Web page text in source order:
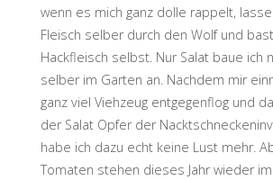
wenn es mich ganz dolle rappelt,
Fleisch selber durch den Wolf und
Hackfleisch selbst. Nur Salat baue ich
selber im Garten an. Nachdem mir
ganz viel Viehzeug entgegenflog und
der Salat Opfer der
habe ich dazu echt keine Lust mehr.
Tomaten stehen dieses Jahr wieder